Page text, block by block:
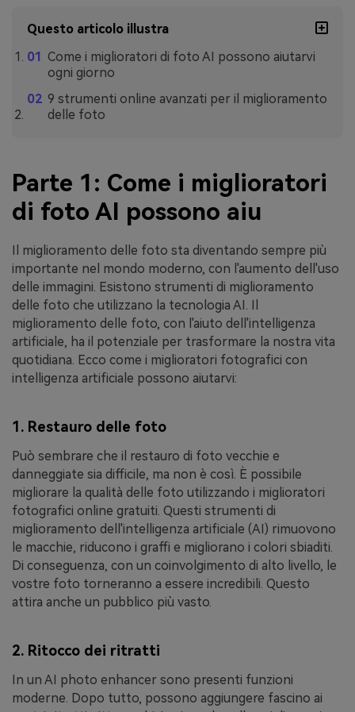
Questo articolo illustra
Come i miglioratori di foto AI possono aiutarvi
ogni giorno
9 strumenti online avanzati per il miglioramento
delle foto
Parte 1: Come i miglioratori
di foto AI possono aiu
Il miglioramento delle foto sta diventando sempre più
importante nel mondo moderno, con l'aumento dell'uso
delle immagini. Esistono strumenti di miglioramento
delle foto che utilizzano la tecnologia AI. Il
miglioramento delle foto, con l'aiuto dell'intelligenza
artificiale, ha il potenziale per trasformare la nostra vita
quotidiana. Ecco come i miglioratori fotografici con
intelligenza artificiale possono aiutarvi:
1. Restauro delle foto
Può sembrare che il restauro di foto vecchie e
danneggiate sia difficile, ma non è così. È possibile
migliorare la qualità delle foto utilizzando i miglioratori
fotografici online gratuiti. Questi strumenti di
miglioramento dell'intelligenza artificiale (AI) rimuovono
le macchie, riducono i graffi e migliorano i colori sbiaditi.
Di conseguenza, con un coinvolgimento di alto livello, le
vostre foto torneranno a essere incredibili. Questo
attira anche un pubblico più vasto.
2. Ritocco dei ritratti
In un AI photo enhancer sono presenti funzioni
moderne. Dopo tutto, possono aggiungere fascino ai